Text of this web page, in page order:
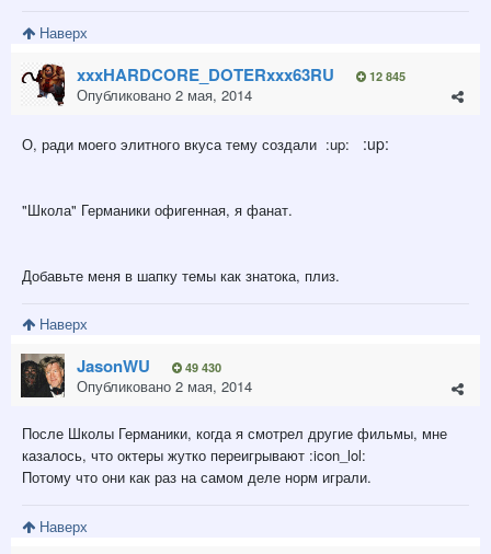
Наверх
xxxHARDCORE_DOTERxxx63RU 12 845
Опубликовано 2 мая, 2014
О, ради моего элитного вкуса тему создали :up: :up:
"Школа" Германики офигенная, я фанат.
Добавьте меня в шапку темы как знатока, плиз.
Наверх
JasonWU 49 430
Опубликовано 2 мая, 2014
После Школы Германики, когда я смотрел другие фильмы, мне
казалось, что октеры жутко переигрывают :icon_lol:
Потому что они как раз на самом деле норм играли.
Наверх